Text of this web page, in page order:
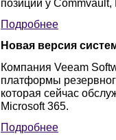
позиции у
Подробнее
Новая версия
Компания Veeam
платформы
которая сейчас
Microsoft 365.
Подробнее